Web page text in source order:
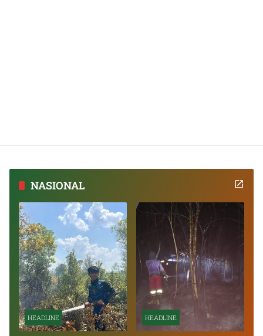
NASIONAL
HEADLINE HEADLINE